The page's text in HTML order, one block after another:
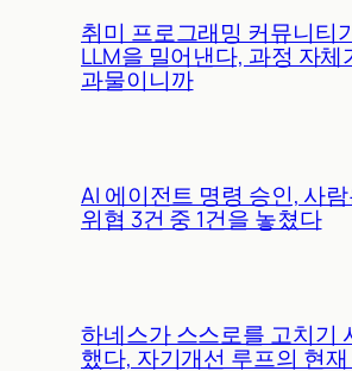
취미 프로그래밍 커뮤니티
LLM을 밀어낸다, 과정 자체
과물이니까
AI 에이전트 명령 승인, 사
위협 3건 중 1건을 놓쳤다
하네스가 스스로를 고치기
했다, 자기개선 루프의 현